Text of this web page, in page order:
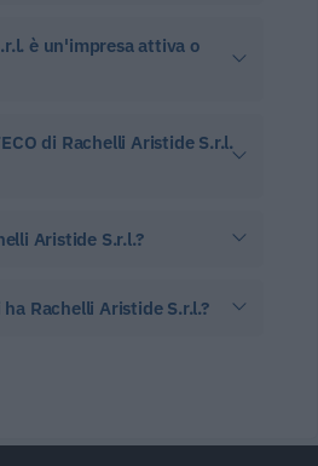
è un'impresa attiva o
di Rachelli Aristide S.r.l.
Aristide S.r.l.?
Rachelli Aristide S.r.l.?